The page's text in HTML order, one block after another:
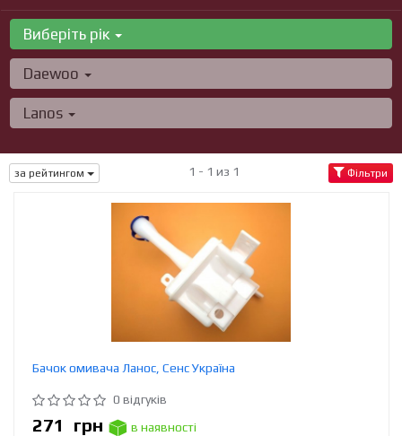
Виберіть рік
Daewoo
Lanos
за рейтингом 1 - 1 из 1 Фільтри
Бачок омивача Ланос, Сенс Україна
0 відгуків
271 грн
в наявності